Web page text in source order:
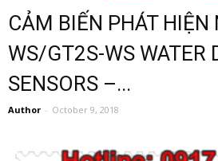
CẢM BIẾN PHÁT
WS/GT2S-WS WATER
SENSORS –...
Author - October 9, 2018